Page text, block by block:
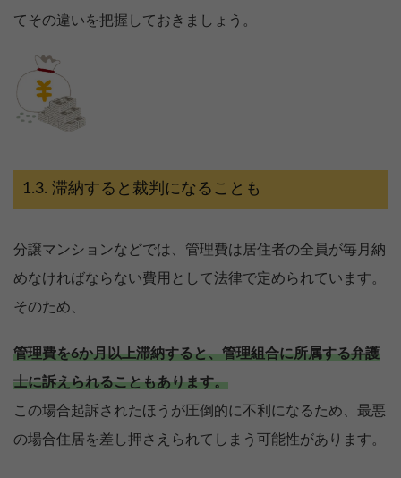
てその違いを把握しておきましょう。
滞納すると裁判になることも
分譲マンションなどでは、管理費は居住者の全員が毎月納
めなければならない費用として法律で定められています。
そのため、
管理費を6か月以上滞納すると、管理組合に所属する弁護
士に訴えられることもあります。
この場合起訴されたほうが圧倒的に不利になるため、最悪
の場合住居を差し押さえられてしまう可能性があります。